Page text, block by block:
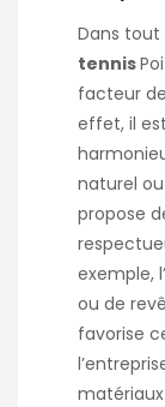
Dans
tennis
facteur
effet, il
naturel ou
propose
exemple,
ou de
favorise